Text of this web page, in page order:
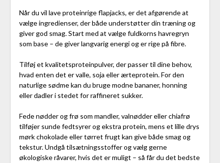
Når du vil lave proteinrige flapjacks, er det afgørende at
vælge ingredienser, der både understøtter din træning og
giver god smag. Start med at vælge fuldkorns havregryn
som base – de giver langvarig energi og er rige på fibre.
Tilføj et kvalitetsproteinpulver, der passer til dine behov,
hvad enten det er valle, soja eller ærteprotein. For den
naturlige sødme kan du bruge modne bananer, honning
eller dadler i stedet for raffineret sukker.
Fede nødder og frø som mandler, valnødder eller chiafrø
tilføjer sunde fedtsyrer og ekstra protein, mens et lille drys
mørk chokolade eller tørret frugt kan give både smag og
tekstur. Undgå tilsætningsstoffer og vælg gerne
økologiske råvarer, hvis det er muligt – så får du det bedste